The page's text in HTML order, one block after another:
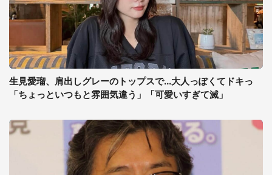
生見愛瑠、肩出しグレーのトップスで...大人っぽくてドキっ
「ちょっといつもと雰囲気違う」「可愛いすぎて滅」